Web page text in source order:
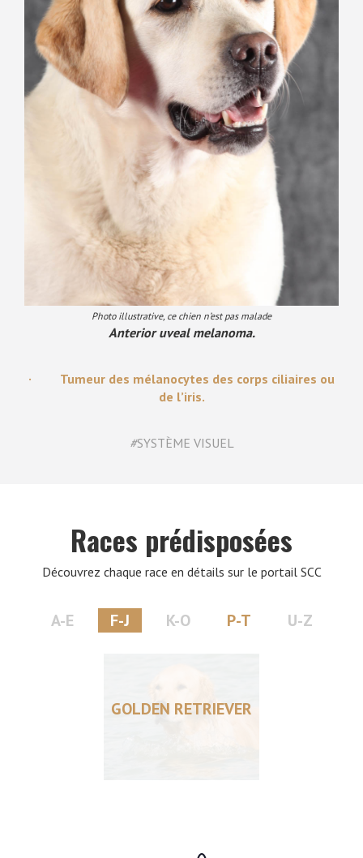
Photo illustrative, ce chien n’est pas malade
Anterior uveal melanoma.
· Tumeur des mélanocytes des corps ciliaires ou
de l’iris.
#SYSTÈME VISUEL
Races prédisposées
Découvrez chaque race en détails sur le portail SCC
A-E F-J K-O P-T U-Z
GOLDEN RETRIEVER